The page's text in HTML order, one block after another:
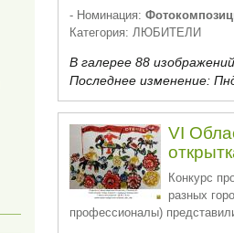
- Номинация:
Категория: ЛЮБИТЕЛИ
В галерее 88
Последнее изменение:
VI
Конкурс
разных
профессионалы)